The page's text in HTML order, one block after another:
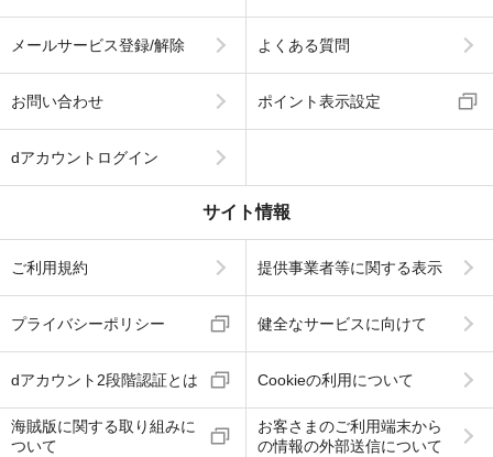
メールサービス登録/解除 よくある質問
お問い合わせ ポイント表示設定
dアカウントログイン
サイト情報
ご利用規約 提供事業者等に関する表示
プライバシーポリシー 健全なサービスに向けて
dアカウント2段階認証とは Cookieの利用について
海賊版に関する取り組みに
ついて
お客さまのご利用端末から
の情報の外部送信について